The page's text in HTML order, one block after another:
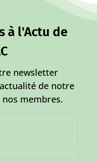
à l'Actu de
newsletter
de notre
membres.